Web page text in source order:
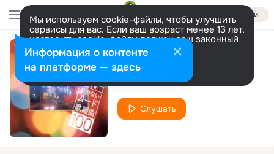
Войти
Мы используем cookie-файлы, чтобы улучшить
сервисы для вас. Если ваш возраст менее 13 лет,
настроить cookie-файлы должен ваш законный
представитель. Больше информации
Разрешить все Настроить
Gardenia Flower
Hiromi Sano And Kimura Yoshio
Слушать
Информация о контенте
на платформе — здесь